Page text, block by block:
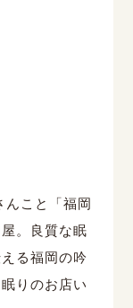
んこと「福岡
。良質な眠
る福岡の吟
りのお店い